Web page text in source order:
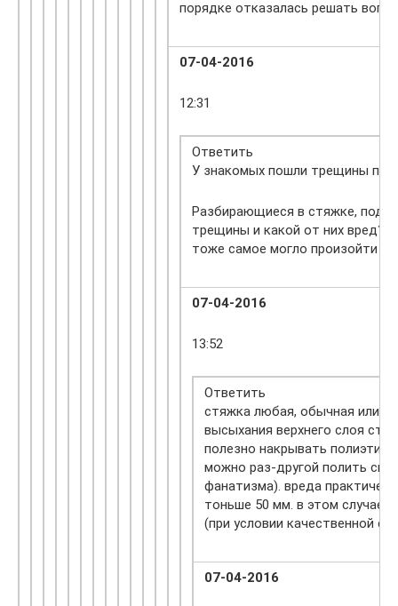
порядке отказалась решать
07-04-2016
12:31
Ответить
У знакомых пошли трещины
Разбирающиеся в стяжке,
трещины и какой от них вред?
тоже самое могло произойти и
07-04-2016
13:52
Ответить
стяжка любая, обычная или
высыхания верхнего слоя
полезно накрывать
можно раз-другой полить
фанатизма). вреда
тоньше 50 мм. в этом случае
(при условии качественной
07-04-2016